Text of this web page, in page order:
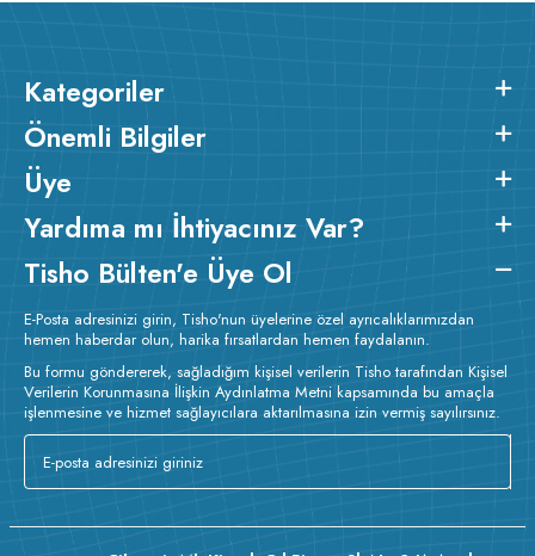
v223.22
Kategoriler
Önemli Bilgiler
Üye
Yardıma mı İhtiyacınız Var?
Tisho Bülten'e Üye Ol
E-Posta adresinizi girin, Tisho'nun üyelerine özel ayrıcalıklarımızdan
hemen haberdar olun, harika fırsatlardan hemen faydalanın.
Bu formu göndererek, sağladığım kişisel verilerin Tisho tarafından Kişisel
Verilerin Korunmasına İlişkin Aydınlatma Metni kapsamında bu amaçla
işlenmesine ve hizmet sağlayıcılara aktarılmasına izin vermiş sayılırsınız.